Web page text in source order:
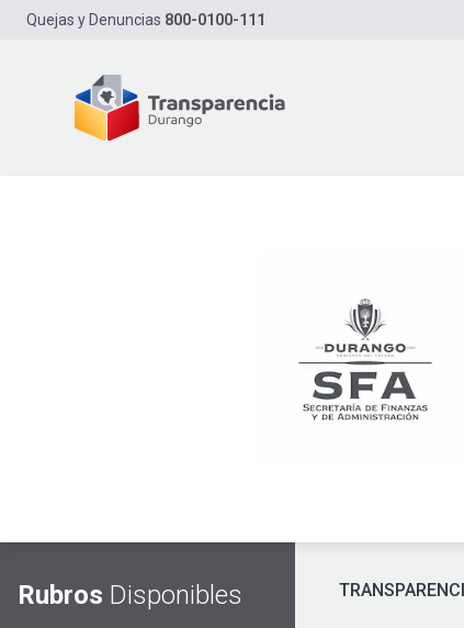
Quejas y Denuncias 800-0100-111
Rubros Disponibles